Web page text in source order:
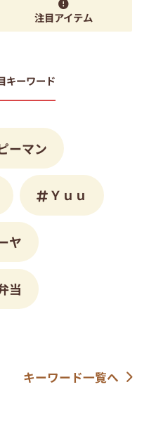
注目アイテム
キーワード
ーマン
Ｙｕｕ
ヤ
当
キーワード一覧へ